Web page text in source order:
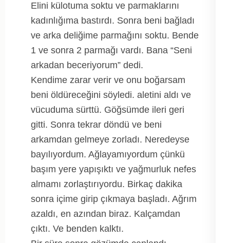
Elini külotuma soktu ve parmaklarını
kadınlığıma bastırdı. Sonra beni bağladı
ve arka deliğime parmağını soktu. Bende
1 ve sonra 2 parmağı vardı. Bana “Seni
arkadan beceriyorum” dedi.
Kendime zarar verir ve onu boğarsam
beni öldüreceğini söyledi. aletini aldı ve
vücuduma sürttü. Göğsümde ileri geri
gitti. Sonra tekrar döndü ve beni
arkamdan gelmeye zorladı. Neredeyse
bayılıyordum. Ağlayamıyordum çünkü
başım yere yapışıktı ve yağmurluk nefes
almamı zorlaştırıyordu. Birkaç dakika
sonra içime girip çıkmaya başladı. Ağrım
azaldı, en azından biraz. Kalçamdan
çıktı. Ve benden kalktı.